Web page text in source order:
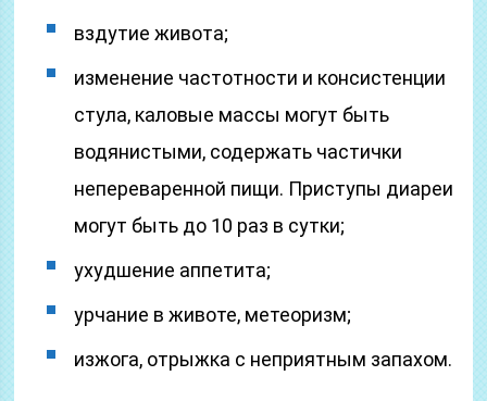
вздутие живота;
изменение частотности и консистенции
стула, каловые массы могут быть
водянистыми, содержать частички
непереваренной пищи. Приступы диареи
могут быть до 10 раз в сутки;
ухудшение аппетита;
урчание в животе, метеоризм;
изжога, отрыжка с неприятным запахом.